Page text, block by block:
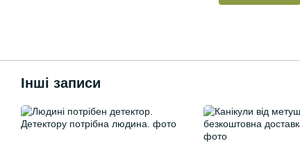
Інші записи